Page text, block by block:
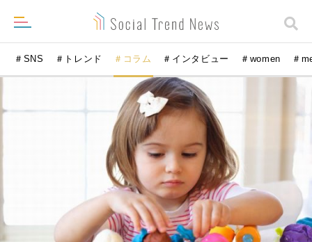
＃SNS ＃トレンド ＃コラム ＃インタビュー ＃women ＃